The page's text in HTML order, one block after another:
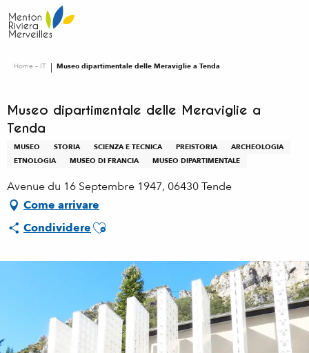
au
contenu
Home – IT Museo dipartimentale delle Meraviglie a Tenda
Museo dipartimentale delle Meraviglie a
Tenda
MUSEO STORIA SCIENZA E TECNICA PREISTORIA
ARCHEOLOGIA
ETNOLOGIA
MUSEO DI FRANCIA MUSEO DIPARTIMENTALE
Avenue du 16 Septembre 1947, 06430 Tende
Come arrivare
CondividereAjouter aux favoris